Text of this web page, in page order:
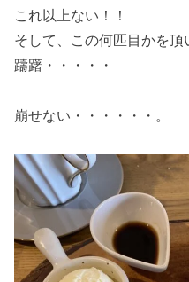
これ以上ない！！
そして、この何匹目かを頂
躊躇・・・・・
崩せない・・・・・・。